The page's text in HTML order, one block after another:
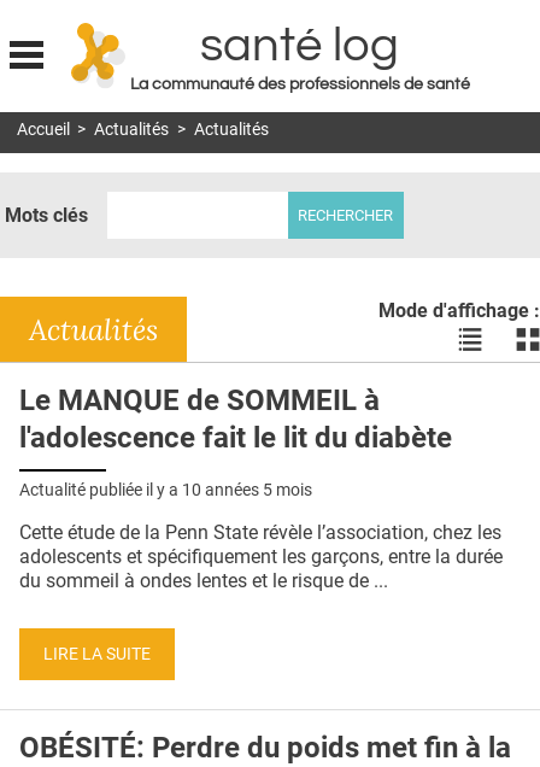
Jump to navigation
santé log
La communauté des professionnels de santé
MON COMPTE
DOSSIERS
RÉSEAUX
E-REVUE SAD
QUI SOMMES-NOUS ?
CONDITIONS GÉNÉRALES
CRÉDITS
Accueil > Actualités > Actualités
Mots clés
Mode d'affichage :
Voir
les
les
Actualités
Le MANQUE de SOMMEIL à
l'adolescence fait le lit du diabète
Actualité publiée il y a 10 années 5 mois
Cette étude de la Penn State révèle l’association, chez les
adolescents et spécifiquement les garçons, entre la durée
du sommeil à ondes lentes et le risque de ...
LIRE LA SUITE
OBÉSITÉ: Perdre du poids met fin à la